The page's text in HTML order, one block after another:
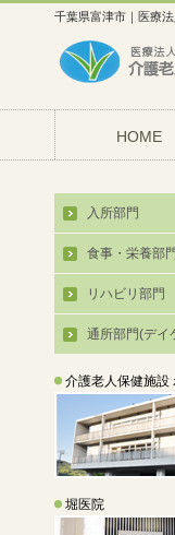
千葉県富津市｜医療
HOME
入所部門
食事・栄養部門
リハビリ部門
通所部門(デイ
介護老人保健施設
堀医院